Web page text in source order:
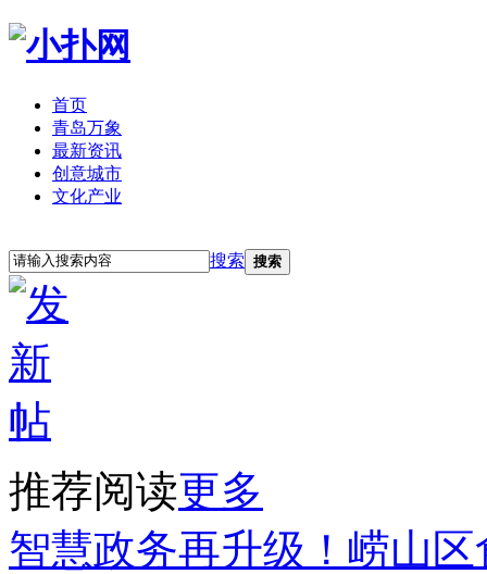
首页
青岛万象
最新资讯
创意城市
文化产业
搜索 搜索
推荐阅读更多
智慧政务再升级！崂山